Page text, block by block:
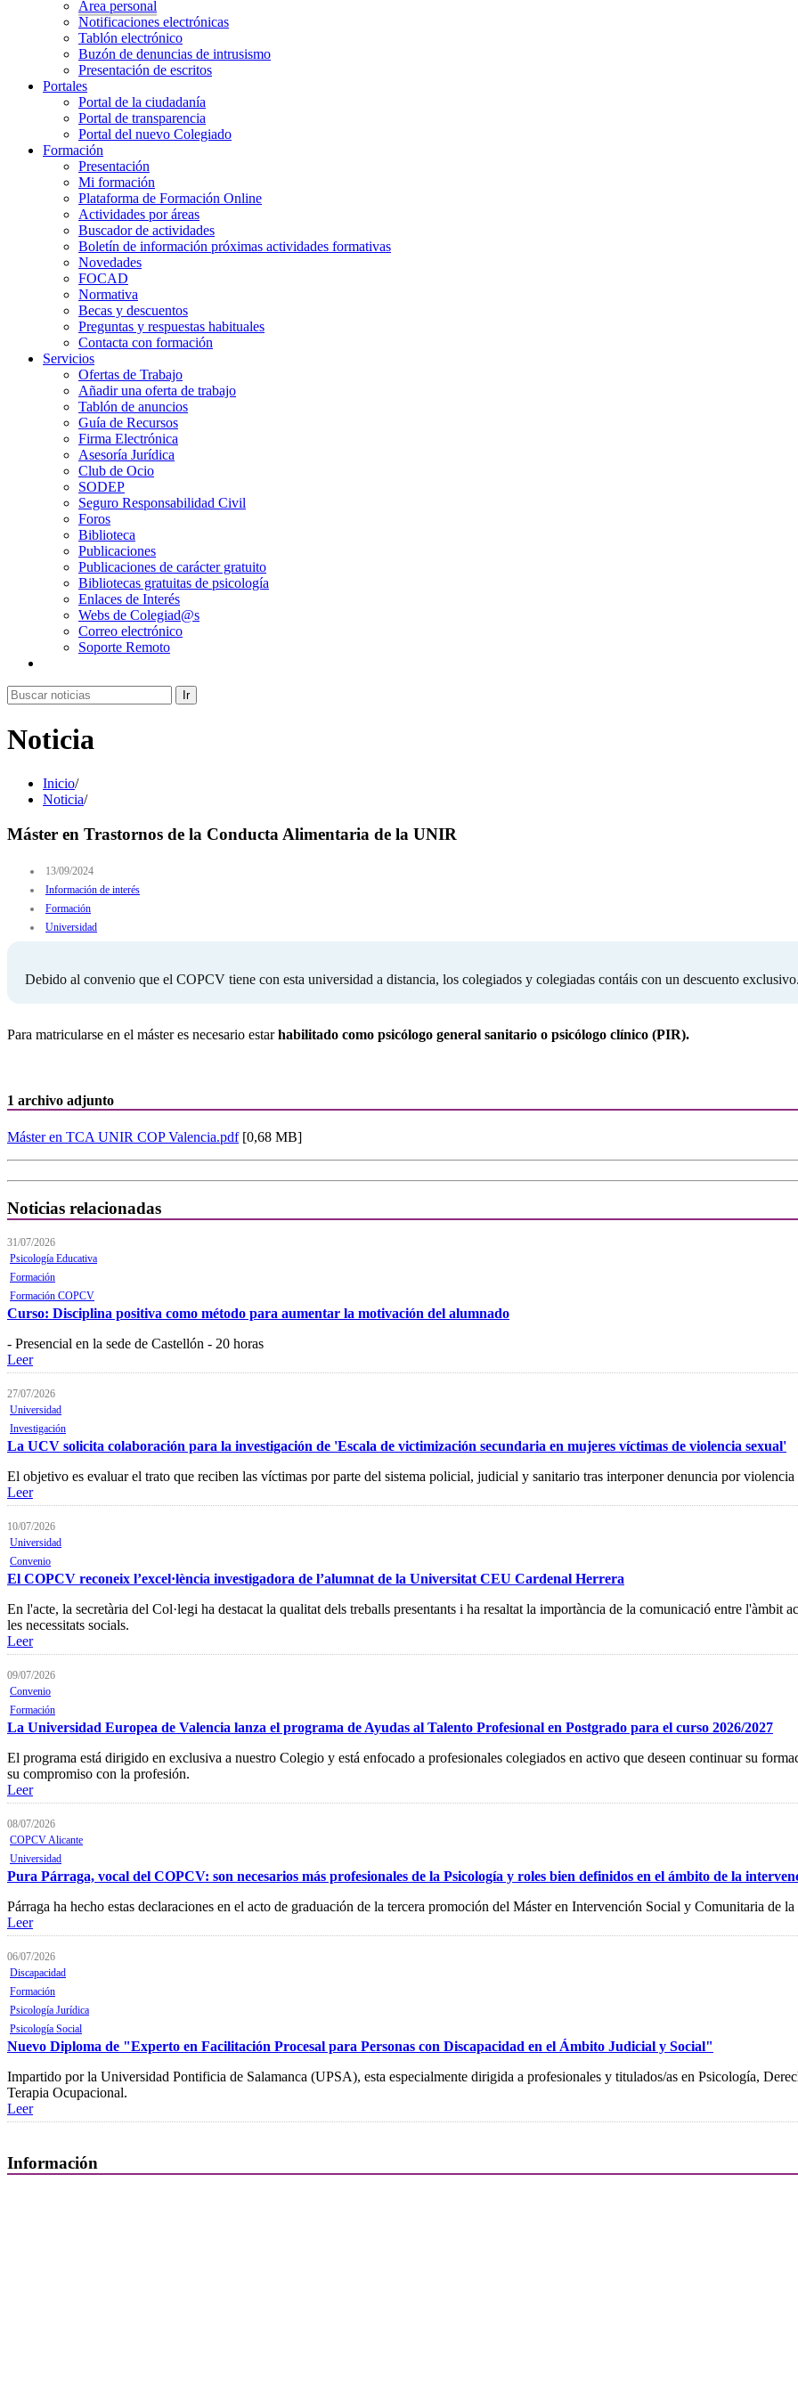
Área personal
Notificaciones electrónicas
Tablón electrónico
Buzón de denuncias de intrusismo
Presentación de escritos
Portales
Portal de la ciudadanía
Portal de transparencia
Portal del nuevo Colegiado
Formación
Presentación
Mi formación
Plataforma de Formación Online
Actividades por áreas
Buscador de actividades
Boletín de información próximas actividades formativas
Novedades
FOCAD
Normativa
Becas y descuentos
Preguntas y respuestas habituales
Contacta con formación
Servicios
Ofertas de Trabajo
Añadir una oferta de trabajo
Tablón de anuncios
Guía de Recursos
Firma Electrónica
Asesoría Jurídica
Club de Ocio
SODEP
Seguro Responsabilidad Civil
Foros
Biblioteca
Publicaciones
Publicaciones de carácter gratuito
Bibliotecas gratuitas de psicología
Enlaces de Interés
Webs de Colegiad@s
Correo electrónico
Soporte Remoto
Ir
Noticia
Inicio/
Noticia/
Máster en Trastornos de la Conducta Alimentaria de la UNIR
13/09/2024
Información de interés
Formación
Universidad
Debido al convenio que el COPCV tiene con esta universidad a distancia, los colegiados y colegiadas contáis con un descuento
Para matricularse en el máster es necesario estarhabilitado como psicólogo general sanitario o psicólogo clínico (PIR).
1 archivo adjunto
Máster en TCA UNIR COP Valencia.pdf[0,68 MB]
Noticias relacionadas
31/07/2026
Psicología Educativa
Formación
Formación COPCV
Curso: Disciplina positiva como método para aumentar la motivación del alumnado
- Presencial en la sede de Castellón - 20 horas
Leer
27/07/2026
Universidad
Investigación
La UCV solicita colaboración para la investigación de 'Escala de victimización secundaria en mujeres víctimas de violencia sexual'
El objetivo es evaluar el trato que reciben las víctimas por parte del sistema policial, judicial y sanitario tras interponer denuncia por violencia
Leer
10/07/2026
Universidad
Convenio
El COPCV reconeix l’excel·lència investigadora de l’alumnat de la Universitat CEU Cardenal Herrera
En l'acte, la secretària del Col·legi ha destacat la qualitat dels treballs presentants i ha resaltat la importància de la comunicació entre l'àmbit
les necessitats socials.
Leer
09/07/2026
Convenio
Formación
La Universidad Europea de Valencia lanza el programa de Ayudas al Talento Profesional en Postgrado para el curso 2026/2027
El programa está dirigido en exclusiva a nuestro Colegio y está enfocado a profesionales colegiados en activo que deseen continuar su
su compromiso con la profesión.
Leer
08/07/2026
COPCV Alicante
Universidad
Pura Párraga, vocal del COPCV: son necesarios más profesionales de la Psicología y roles bien definidos en el ámbito de la
Párraga ha hecho estas declaraciones en el acto de graduación de la tercera promoción del Máster en Intervención Social y Comunitaria
Leer
06/07/2026
Discapacidad
Formación
Psicología Jurídica
Psicología Social
Nuevo Diploma de "Experto en Facilitación Procesal para Personas con Discapacidad en el Ámbito Judicial y Social"
Impartido por la Universidad Pontificia de Salamanca (UPSA), esta especialmente dirigida a profesionales y titulados/as en Psicología,
Terapia Ocupacional.
Leer
Información